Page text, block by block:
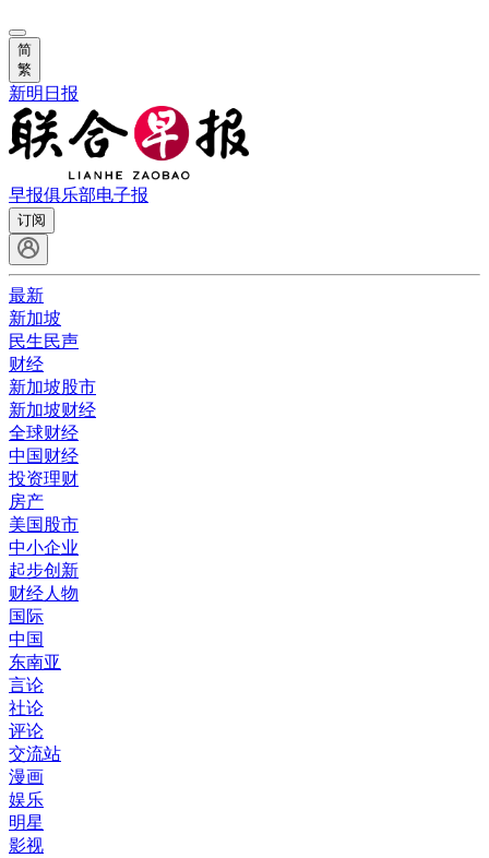
简
繁
新明日报
早报俱乐部电子报
订阅
最新
新加坡
民生民声
财经
新加坡股市
新加坡财经
全球财经
中国财经
投资理财
房产
美国股市
中小企业
起步创新
财经人物
国际
中国
东南亚
言论
社论
评论
交流站
漫画
娱乐
明星
影视